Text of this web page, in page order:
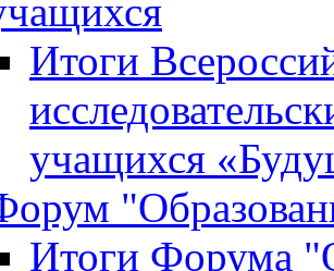
Итоги
учащихся
Итоги Форума